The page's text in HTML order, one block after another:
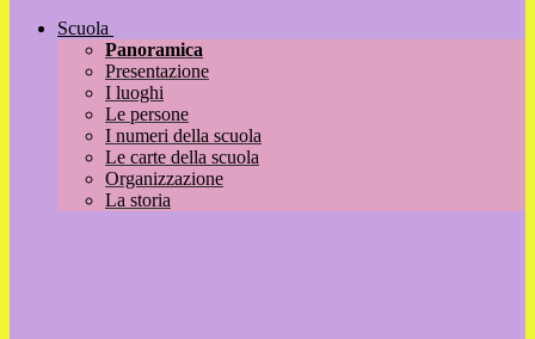
Scuola
Panoramica
Presentazione
I luoghi
Le persone
I numeri della scuola
Le carte della scuola
Organizzazione
La storia